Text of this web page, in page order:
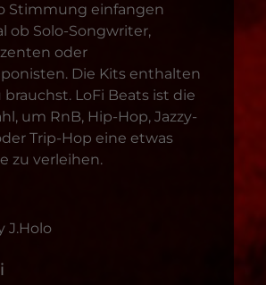
Stimmung einfangen
ob Solo-Songwriter,
oder
Die Kits enthalten
brauchst. LoFi Beats ist die
um RnB, Hip-Hop, Jazzy-
Trip-Hop eine etwas
zu verleihen.
J.Holo